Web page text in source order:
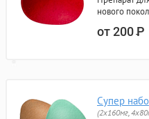
нового
от 200Р
Супер
(2х160мг,